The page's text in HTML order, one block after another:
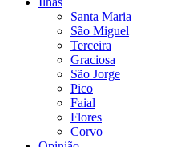
Santa Maria
São Miguel
Terceira
Graciosa
São Jorge
Pico
Faial
Flores
Corvo